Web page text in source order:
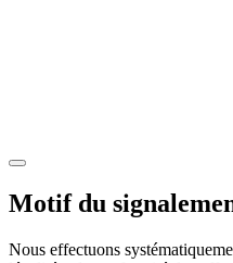
Motif du
Nous effectuons